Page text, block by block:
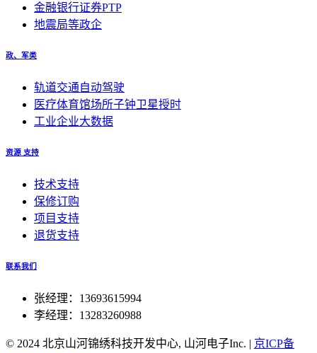
金融银行证券PTP
地震局等政企
政、军类
轨道交通自动驾驶
医疗体育馆场所子钟卫星授时
工业企业大数据
资源 支持
技术支持
保修订购
项目支持
退货支持
联系我们
张经理：13693615994
李经理：13283260988
© 2024 北京山河锦绣科技开发中心, 山河电子Inc. | 京ICP备